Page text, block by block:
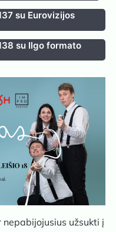
su Eurovizijos
su Ilgo formato
nepabijojusius užsukti į